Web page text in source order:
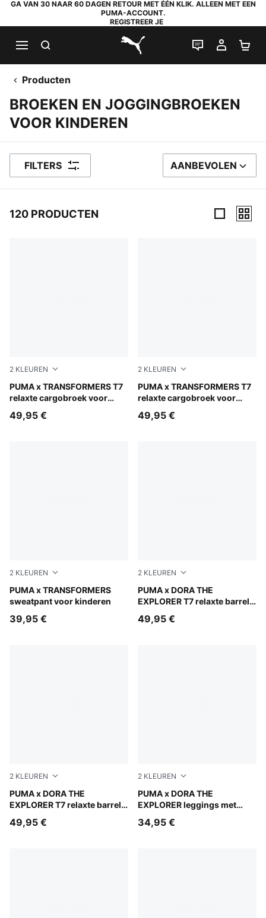
GA VAN 30 NAAR 60 DAGEN RETOUR MET ÉÉN KLIK. ALLEEN MET EEN
PUMA-ACCOUNT.
REGISTREER JE
PUMA.com
LIVE CHAT
MIJN
Producten
BROEKEN EN JOGGINGBROEKEN
VOOR KINDEREN
FILTERS SORTEER OP
AANBEVOLEN
120 PRODUCTEN
2 KLEUREN
PUMA x TRANSFORMERS T7
relaxte cargobroek voor
Racing Blue
49,95 €
2 KLEUREN
PUMA x TRANSFORMERS T7
relaxte cargobroek voor
Puma Black
49,95 €
2 KLEUREN
PUMA x TRANSFORMERS
sweatpant voor kinderen
Light Gray Heather
39,95 €
2 KLEUREN
PUMA x DORA THE
EXPLORER T7 relaxte barrel
Mauve Glow
49,95 €
2 KLEUREN
PUMA x DORA THE
EXPLORER T7 relaxte barrel
Chambray Blue
49,95 €
2 KLEUREN
PUMA x DORA THE
EXPLORER leggings met
Mauve Glow
34,95 €